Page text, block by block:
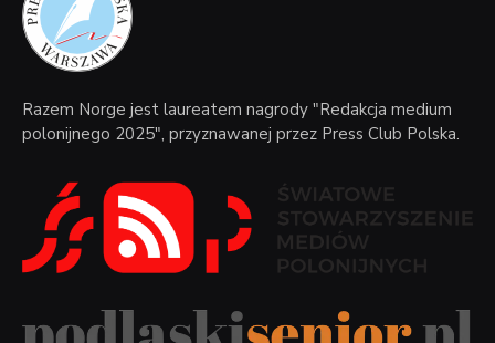
Razem Norge jest laureatem nagrody "Redakcja medium
polonijnego 2025", przyznawanej przez Press Club Polska.